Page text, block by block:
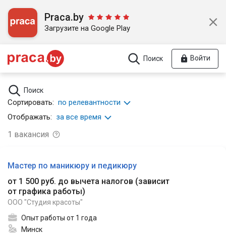
Praca.by
Загрузите на Google Play
Поиск Войти
Поиск
Сортировать: по релевантности
Отображать: за все время
1 вакансия
Мастер по маникюру и педикюру
от 1 500 руб. до вычета налогов (зависит
от графика работы)
ООО "Студия красоты"
Опыт работы от 1 года
Минск